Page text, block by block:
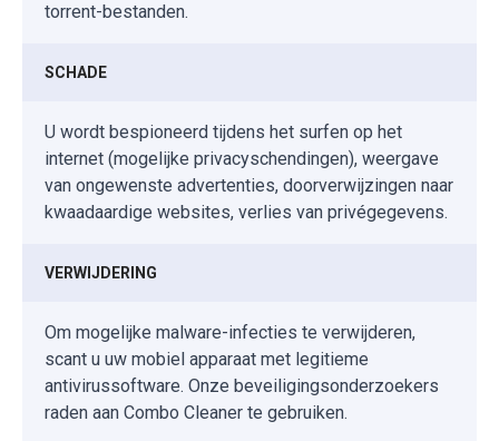
torrent-bestanden.
SCHADE
U wordt bespioneerd tijdens het surfen op het
internet (mogelijke privacyschendingen), weergave
van ongewenste advertenties, doorverwijzingen naar
kwaadaardige websites, verlies van privégegevens.
VERWIJDERING
Om mogelijke malware-infecties te verwijderen,
scant u uw mobiel apparaat met legitieme
antivirussoftware. Onze beveiligingsonderzoekers
raden aan Combo Cleaner te gebruiken.